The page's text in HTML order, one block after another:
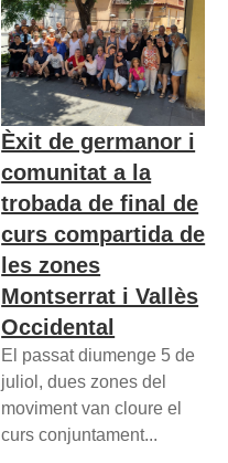
Èxit de germanor i
comunitat a la
trobada de final de
curs compartida de
les zones
Montserrat i Vallès
Occidental
El passat diumenge 5 de
juliol, dues zones del
moviment van cloure el
curs conjuntament...